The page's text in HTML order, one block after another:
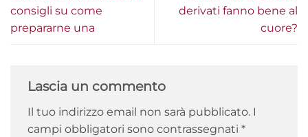
consigli su come
prepararne una
derivati fanno bene al
cuore?
Lascia un commento
Il tuo indirizzo email non sarà pubblicato. I
campi obbligatori sono contrassegnati *